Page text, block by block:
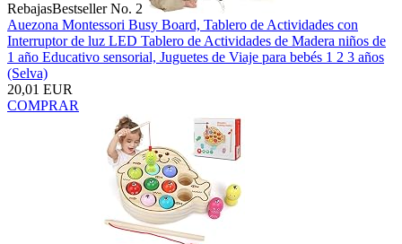
RebajasBestseller No. 2
Auezona Montessori Busy Board, Tablero de Actividades con
Interruptor de luz LED Tablero de Actividades de Madera niños de
1 año Educativo sensorial, Juguetes de Viaje para bebés 1 2 3 años
(Selva)
20,01 EUR
COMPRAR